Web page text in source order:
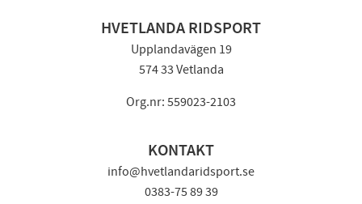
HVETLANDA RIDSPORT
Upplandavägen 19
574 33 Vetlanda
Org.nr: 559023-2103
KONTAKT
info@hvetlandaridsport.se
0383-75 89 39